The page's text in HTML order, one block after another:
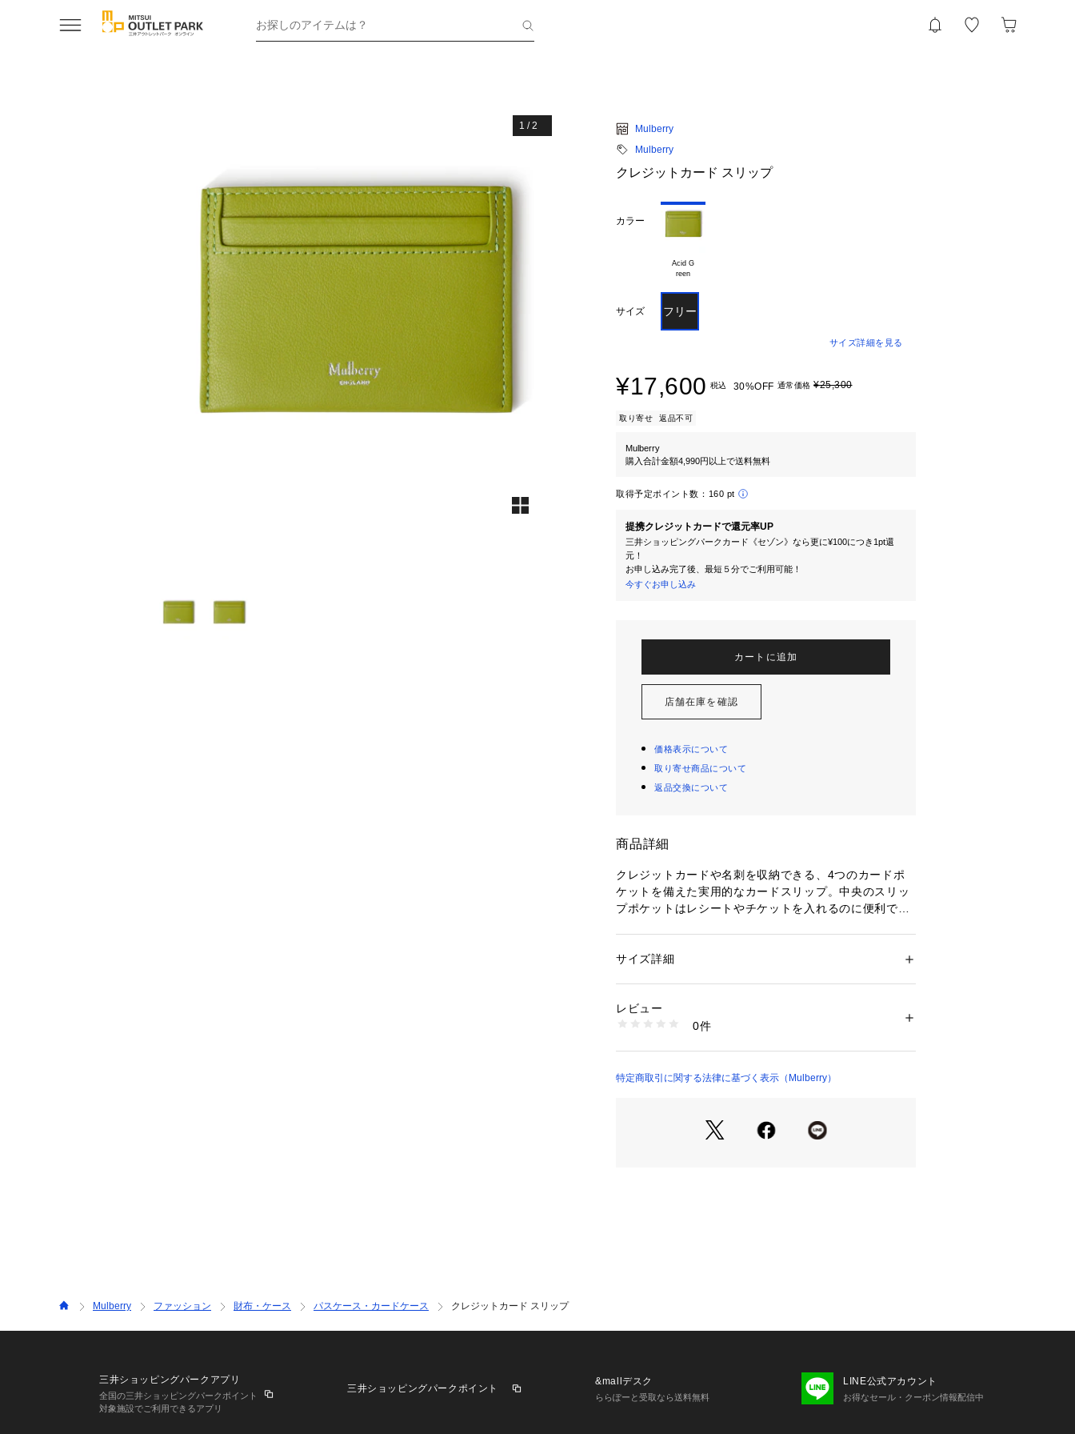
お探しのアイテムは？
1 /2
Mulberry
Mulberry
クレジットカード スリップ
カラー
Acid G
サイズ フリー
サイズ詳細を見る
¥17,600 税込 30%OFF 通常価格 ¥25,300
取り寄せ 返品不可
Mulberry
購入合計金額4,990円以上で送料無料
取得予定ポイント数： 160 pt
提携クレジットカードで還元率UP
三井ショッピングパークカード《セゾン》なら更に¥100につき1pt還
元！
お申し込み完了後、最短５分でご利用可能！
今すぐお申し込み
カートに追加
店舗在庫を確認
価格表示について
取り寄せ商品について
返品交換について
商品詳細
クレジットカードや名刺を収納できる、4つのカードポ
ケットを備えた実用的なカードスリップ。中央のスリッ
プポケットはレシートやチケットを入れるのに便利で
性別：メンズ
1100800000269
サイズ詳細
レビュー
0件
特定商取引に関する法律に基づく表示（Mulberry）
Mulberry ファッション 財布・ケース パスケース・カードケース クレジットカード スリップ
三井ショッピングパークアプリ
全国の三井ショッピングパークポイント
対象施設でご利用できるアプリ
三井ショッピングパークポイント
&mallデスク
ららぽーと受取なら送料無料
LINE公式アカウント
お得なセール・クーポン情報配信中